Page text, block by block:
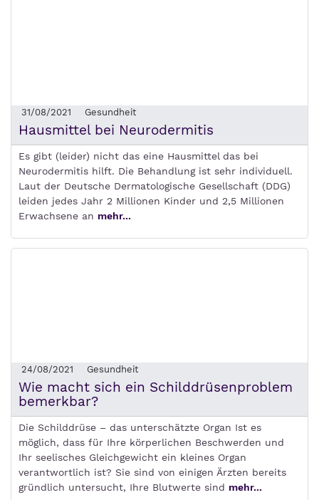
31/08/2021 Gesundheit
Hausmittel bei Neurodermitis
Es gibt (leider) nicht das eine Hausmittel das bei
Neurodermitis hilft. Die Behandlung ist sehr individuell.
Laut der Deutsche Dermatologische Gesellschaft (DDG)
leiden jedes Jahr 2 Millionen Kinder und 2,5 Millionen
Erwachsene an mehr...
24/08/2021 Gesundheit
Wie macht sich ein Schilddrüsenproblem
bemerkbar?
Die Schilddrüse – das unterschätzte Organ Ist es
möglich, dass für Ihre körperlichen Beschwerden und
Ihr seelisches Gleichgewicht ein kleines Organ
verantwortlich ist? Sie sind von einigen Ärzten bereits
gründlich untersucht, Ihre Blutwerte sind mehr...